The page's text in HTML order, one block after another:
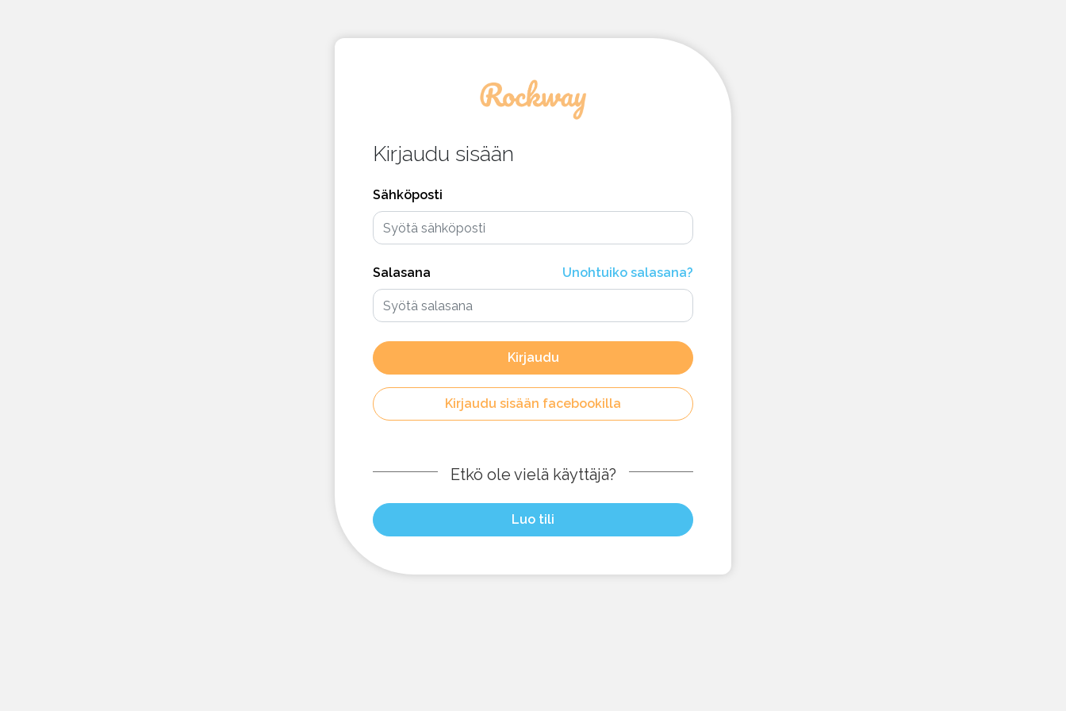
Kirjaudu sisään
Sähköposti
Salasana Unohtuiko salasana?
Kirjaudu
Kirjaudu sisään facebookilla
Etkö ole vielä käyttäjä?
Luo tili